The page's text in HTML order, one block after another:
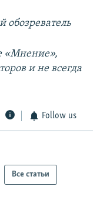
обозреватель
«Мнение»,
и не всегда
Follow us
Все статьи